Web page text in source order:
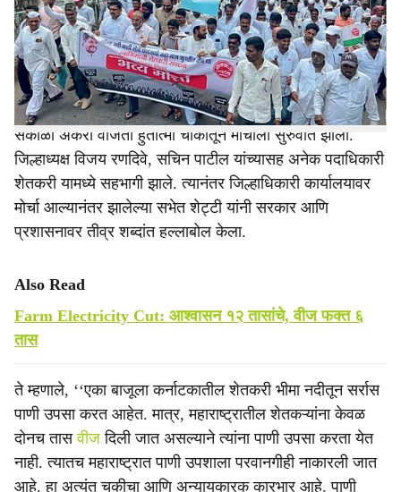
r
e
सुरळीत वीजपुरवठा करावा, यासह शेतकऱ्यांच्या विविध प्रलंबित
मागण्यांसाठी सोमवारी (ता. २२) स्वाभिमानी शेतकरी संघटनेच्या वतीने
माजी खासदार राजू शेट्टी यांच्या नेतृत्वाखाली जिल्हाधिकारी
कार्यालयावर मोर्चा काढण्यात आला.
सकाळी अकरा वाजता हुतात्मा चौकातून मोर्चाला सुरुवात झाली.
जिल्हाध्यक्ष विजय रणदिवे, सचिन पाटील यांच्यासह अनेक पदाधिकारी
शेतकरी यामध्ये सहभागी झाले. त्यानंतर जिल्हाधिकारी कार्यालयावर
मोर्चा आल्यानंतर झालेल्या सभेत शेट्टी यांनी सरकार आणि
प्रशासनावर तीव्र शब्दांत हल्लाबोल केला.
Also Read
Farm Electricity Cut: आश्वासन १२ तासांचे, वीज फक्त ६
तास
ते म्हणाले, ‘‘एका बाजूला कर्नाटकातील शेतकरी भीमा नदीतून सर्रास
पाणी उपसा करत आहेत. मात्र, महाराष्ट्रातील शेतकऱ्यांना केवळ
दोनच तासवीज दिली जात असल्याने त्यांना पाणी उपसा करता येत
नाही. त्यातच महाराष्ट्रात पाणी उपशाला परवानगीही नाकारली जात
आहे. हा अत्यंत चुकीचा आणि अन्यायकारक कारभार आहे. पाणी